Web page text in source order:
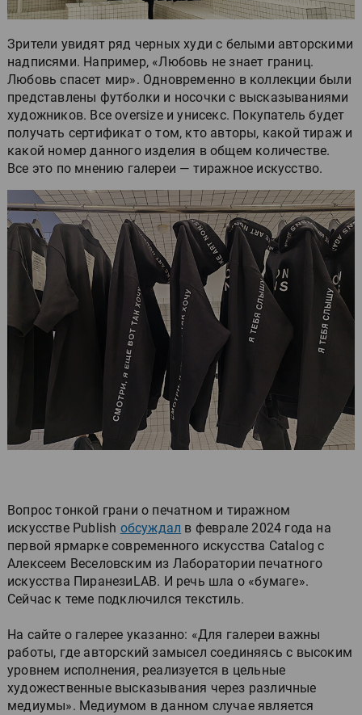
Зрители увидят ряд черных худи с белыми авторскими
надписями. Например, «Любовь не знает границ.
Любовь спасет мир». Одновременно в коллекции были
представлены футболки и носочки с высказываниями
художников. Все oversize и унисекс. Покупатель будет
получать сертификат о том, кто авторы, какой тираж и
какой номер данного изделия в общем количестве.
Все это по мнению галереи — тиражное искусство.
Вопрос тонкой грани о печатном и тиражном
искусстве Publish обсуждал в феврале 2024 года на
первой ярмарке современного искусства Catalog с
Алексеем Веселовским из Лаборатории печатного
искусства ПиранезиLAB. И речь шла о «бумаге».
Сейчас к теме подключился текстиль.
На сайте о галерее указанно: «Для галереи важны
работы, где авторский замысел соединяясь с высоким
уровнем исполнения, реализуется в цельные
художественные высказывания через различные
медиумы». Медиумом в данном случае является